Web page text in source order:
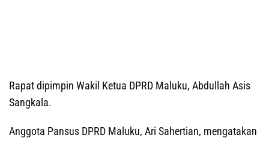
Rapat dipimpin Wakil Ketua DPRD Maluku, Abdullah Asis
Sangkala.
Anggota Pansus DPRD Maluku, Ari Sahertian, mengatakan